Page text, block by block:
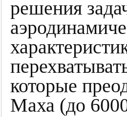
решения
которые
Маха (до